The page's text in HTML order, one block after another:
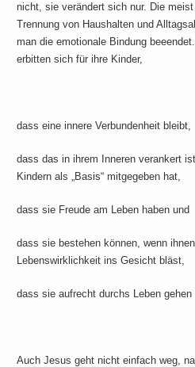
nicht, sie verändert sich nur. Die
Trennung von Haushalten und
man die emotionale Bindung
erbitten sich für ihre Kinder,
dass eine innere Verbundenheit bleibt,
dass das in ihrem Inneren verankert
Kindern als „Basis“ mitgegeben hat,
dass sie Freude am Leben haben und
dass sie bestehen können, wenn
Lebenswirklichkeit ins Gesicht bläst,
dass sie aufrecht durchs Leben
Auch Jesus geht nicht einfach weg,